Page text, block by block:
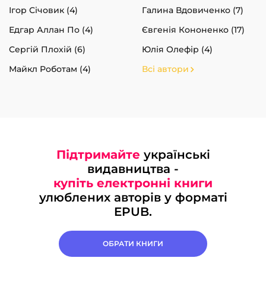
Ігор Січовик (4)
Галина Вдовиченко (7)
Едгар Аллан По (4)
Євгенія Кононенко (17)
Сергій Плохій (6)
Юлія Олефір (4)
Майкл Роботам (4)
Всі автори
Підтримайте українські
видавництва -
купіть електронні книги
улюблених авторів у форматі
EPUB.
ОБРАТИ КНИГИ